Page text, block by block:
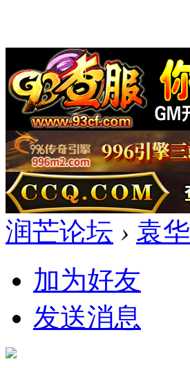
润芒论坛 › 袁华
加为好友
发送消息